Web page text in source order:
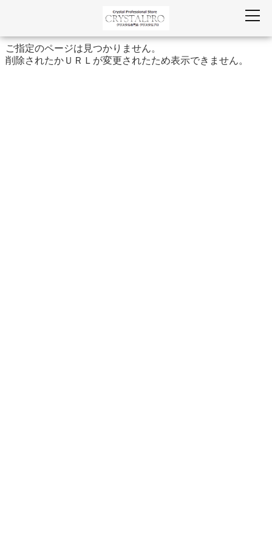
ご指定のページは見つかりません。
削除されたかＵＲＬが変更されたため表示できません。